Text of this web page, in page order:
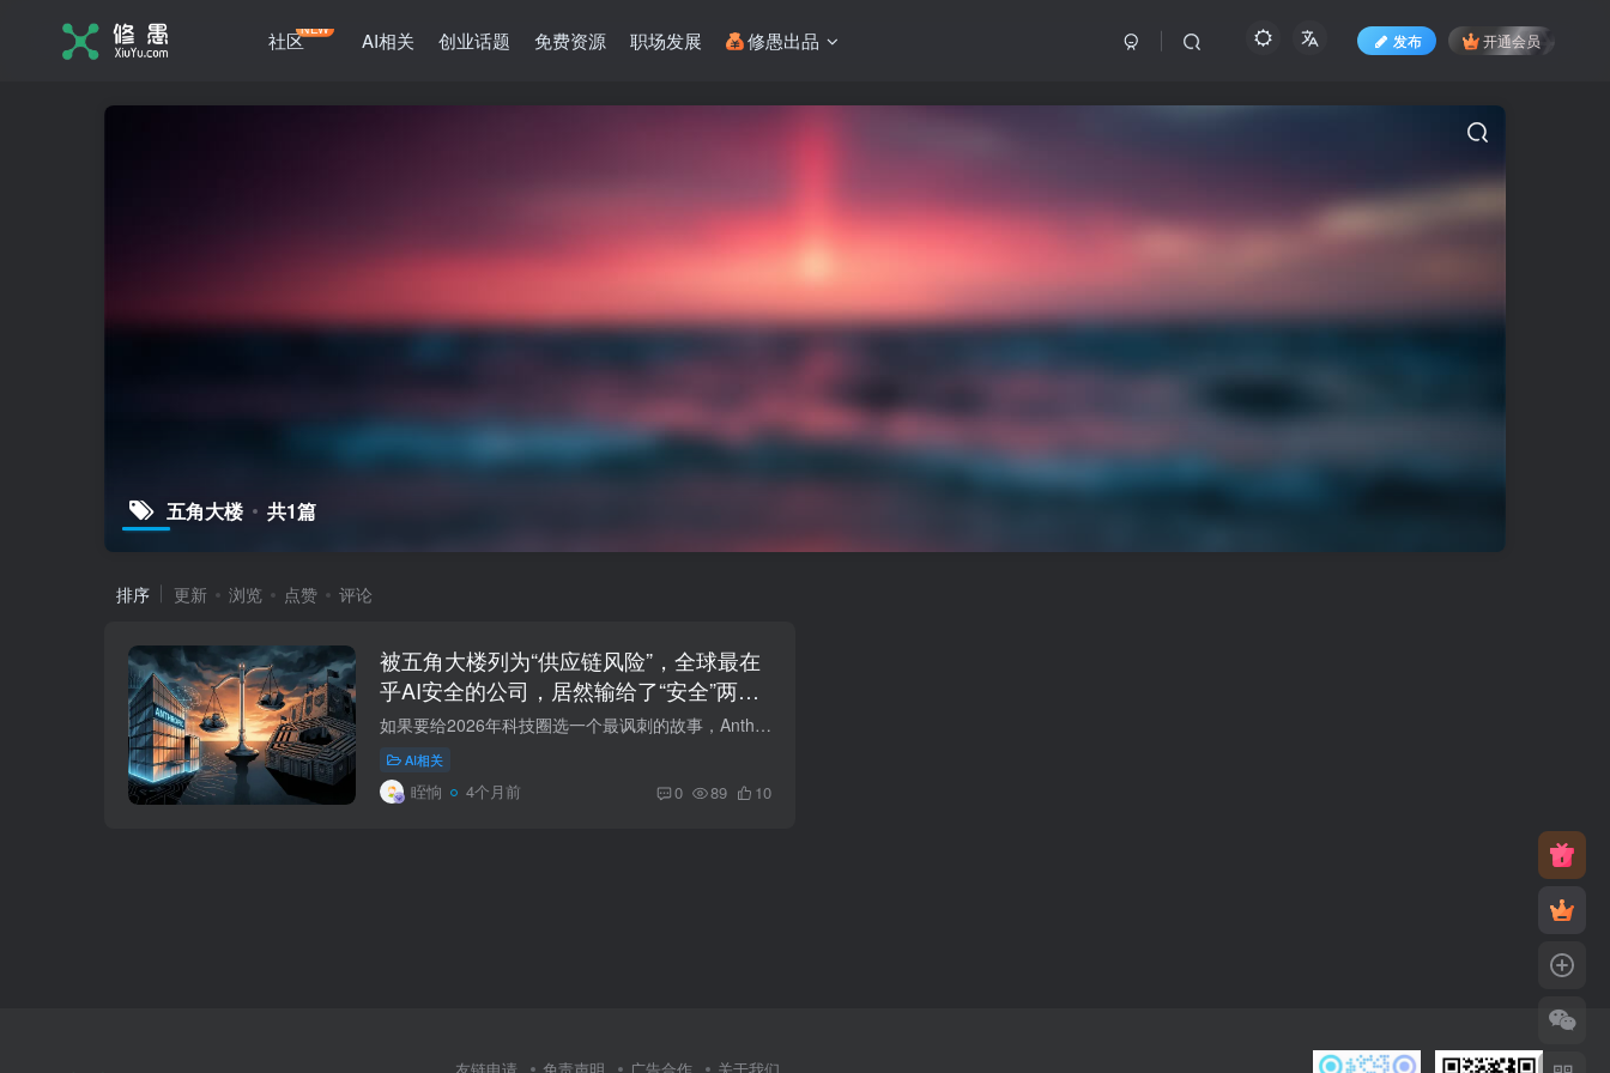
社区NEW AI相关 创业话题 免费资源 职场发展 修愚出品 发布 开通会员
五角大楼 共1篇
排序 更新 浏览 点赞 评论
被五角大楼列为“供应链风险”，全球最在
乎AI安全的公司，居然输给了“安全”两个
字
如果要给2026年科技圈选一个最讽刺的故事，Anthropic被五角大楼列为“供应链风险”这件事大概稳进前三。一家成立时就把“AI安全”刻进基因、连公司使命都是“为了人类长期利益负责任地开发AI”...
AI相关
眰恦 4个月前 0 89 10
友链申请 免责声明 广告合作 关于我们